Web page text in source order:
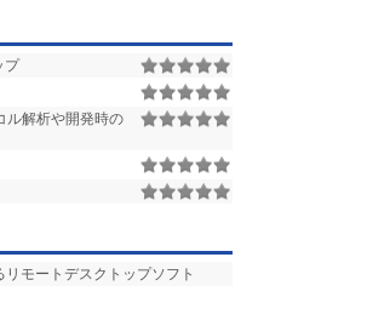
プ
ル解析や開発時の
モートデスクトップソフト